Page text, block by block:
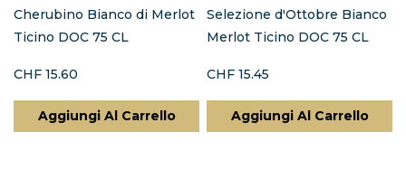
Cherubino Bianco di Merlot
Ticino DOC 75 CL
CHF 15.60
Aggiungi Al Carrello
Selezione d'Ottobre Bianco
Merlot Ticino DOC 75 CL
CHF 15.45
Aggiungi Al Carrello